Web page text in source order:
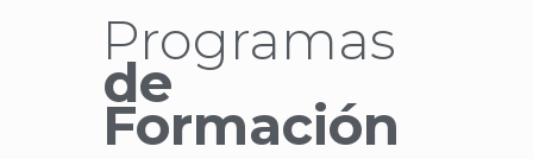
Programas
de
Formación